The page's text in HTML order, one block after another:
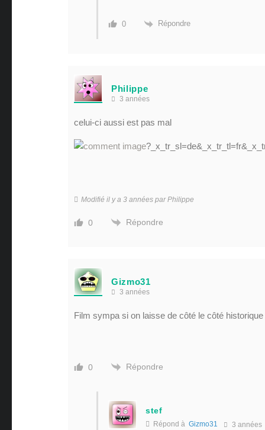
0 Répondre
Philippe
3 années
celui-ci aussi est pas mal
Modifié il y a 3 années par Philippe
0 Répondre
Gizmo31
3 années
Film sympa si on laisse de côté le côté
0 Répondre
stef
Répond à Gizmo31 3 années